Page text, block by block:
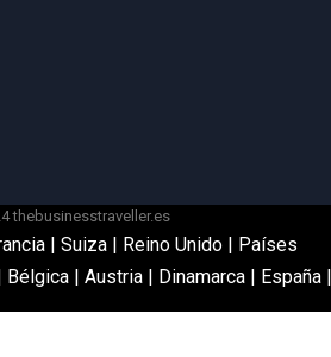
thebusinesstraveller.es
| Suiza| Reino Unido| Países
Bélgica | Austria | Dinamarca | España